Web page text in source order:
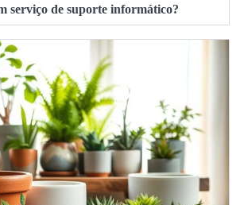
serviço de suporte informático?